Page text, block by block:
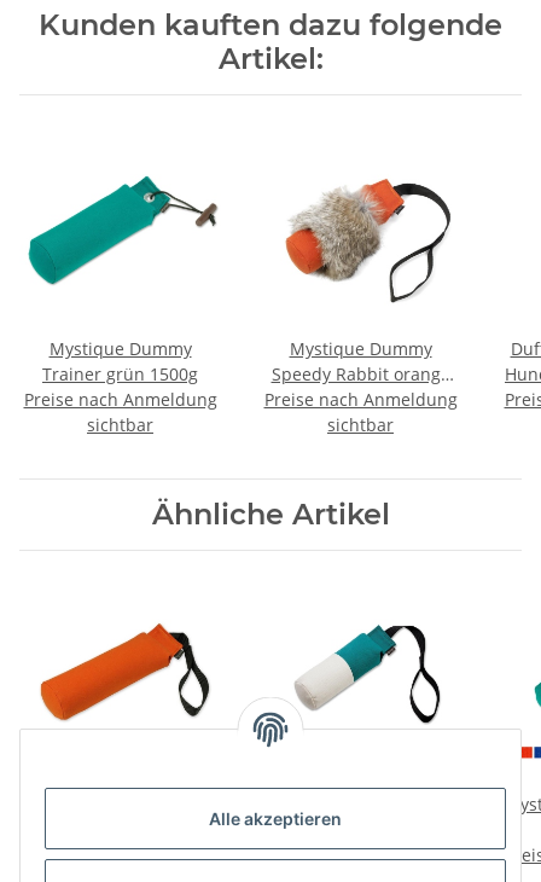
Alle akzeptieren
Kunden kauften dazu folgende
Artikel:
Mystique Dummy
Trainer grün 1500g
Preise nach Anmeldung
sichtbar
Mystique Dummy
Speedy Rabbit orange
mit Fell 250g
Preise nach Anmeldung
sichtbar
Ähnliche Artikel
Preise nach Anmeldung
Speedy Marking 250g
Preise nach Anmeldung